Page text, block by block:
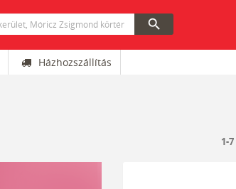
search
Házhozszállítás
1-7